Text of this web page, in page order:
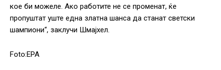
кое би можеле. Ако работите не се променат, ќе
пропуштат уште една златна шанса да станат светски
шампиони“, заклучи Шмајхел.
Foto:EPA